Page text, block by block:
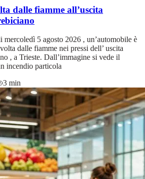
dalle fiamme all’uscita
5 agosto 2026 , un’automobile è
dalle fiamme nei pressi dell’ uscita
, a Trieste. Dall’immagine si vede il
incendio particola
3 min